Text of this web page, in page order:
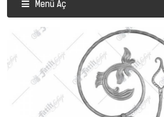
Menü Aç